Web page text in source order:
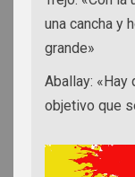
una cancha y
grande»
Aballay: «Hay
objetivo que